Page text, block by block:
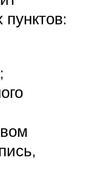
пунктов: